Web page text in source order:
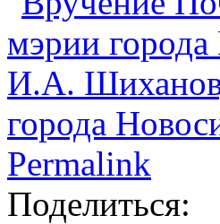
города
Permalink
Поделиться: